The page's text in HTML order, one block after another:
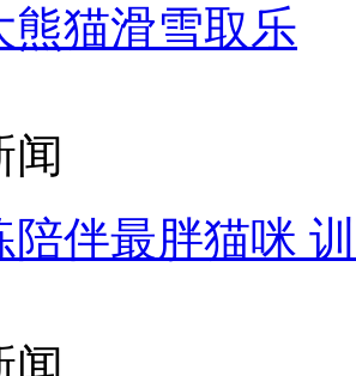
熊猫滑雪取乐
闻
陪伴最胖猫咪
闻